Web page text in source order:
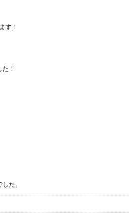
す！
！
た。